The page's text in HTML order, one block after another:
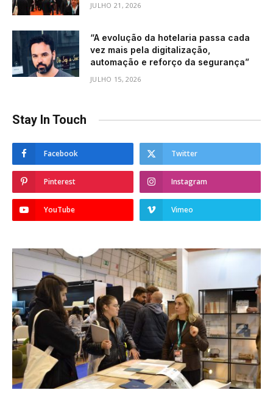
JULHO 21, 2026
“A evolução da hotelaria passa cada
vez mais pela digitalização,
automação e reforço da segurança”
JULHO 15, 2026
Stay In Touch
Facebook Twitter
Pinterest Instagram
YouTube Vimeo